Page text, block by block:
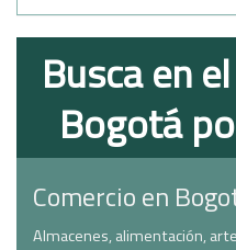
Busca en
Bogotá
Comercio en
Almacenes, alimentación,